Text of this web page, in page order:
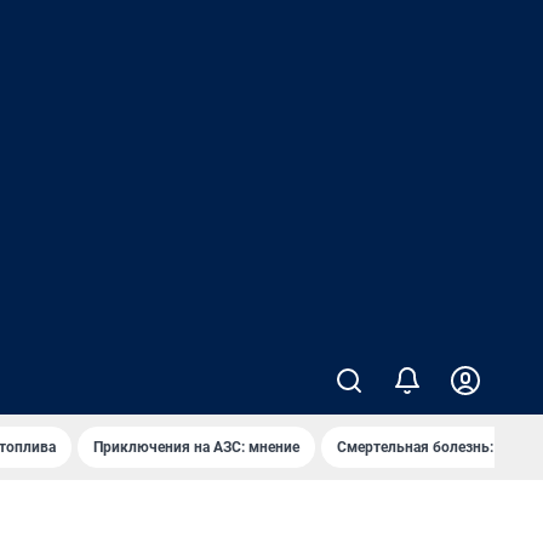
Приключения на АЗС: мнение Смертельная болезнь: